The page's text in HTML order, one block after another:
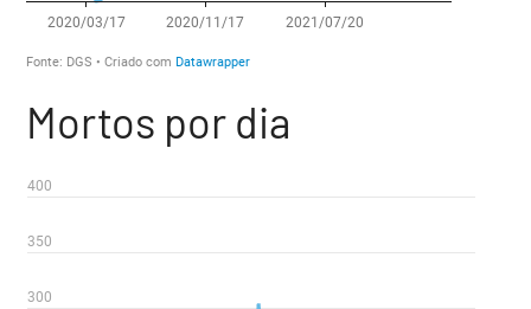
Mortos por dia